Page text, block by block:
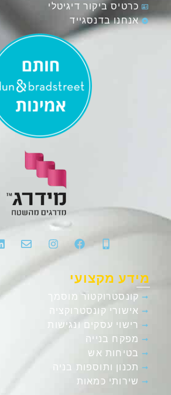
מידע מקצועי
קונסטרוקטור מוסמך
אישורי קונסטרוקציה
רישוי עסקים ונגישות
מפקח בנייה
בטיחות אש
תכנון ותוספות בניה
שירותי כמאות
כרטיס ביקור דיגיטלי
אנחנו בדנסגייד